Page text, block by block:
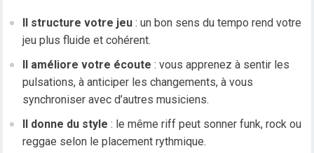
Il structure votre jeu : un bon sens du tempo rend votre
jeu plus fluide et cohérent.
Il améliore votre écoute : vous apprenez à sentir les
pulsations, à anticiper les changements, à vous
synchroniser avec d’autres musiciens.
Il donne du style : le même riff peut sonner funk, rock ou
reggae selon le placement rythmique.